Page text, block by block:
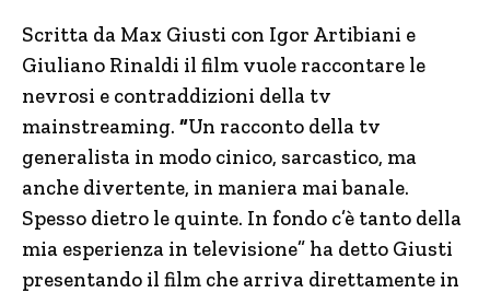
Scritta da Max Giusti con Igor Artibiani e
Giuliano Rinaldi il film vuole raccontare le
nevrosi e contraddizioni della tv
mainstreaming. “Un racconto della tv
generalista in modo cinico, sarcastico, ma
anche divertente, in maniera mai banale.
Spesso dietro le quinte. In fondo c’è tanto della
mia esperienza in televisione” ha detto Giusti
presentando il film che arriva direttamente in